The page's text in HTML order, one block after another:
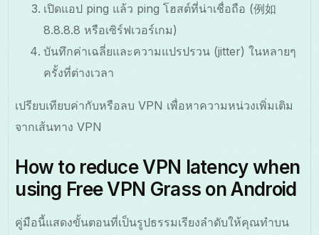
เปิดแอป ping แล้ว ping โฮสต์ที่น่าเชื่อถือ (例如
8.8.8.8 หรือเซิร์ฟเวอร์เกม)
บันทึกค่าเฉลี่ยและความแปรปรวน (jitter) ในหลายๆ
ครั้งที่ต่างเวลา
เปรียบเทียบค่ากับหรือลบ VPN เพื่อหาความหน่วงเพิ่มเติม
จากเส้นทาง VPN
How to reduce VPN latency when
using Free VPN Grass on Android
คู่มือนี้แสดงขั้นตอนที่เป็นรูปธรรมเรียงลำดับให้คุณทำบน